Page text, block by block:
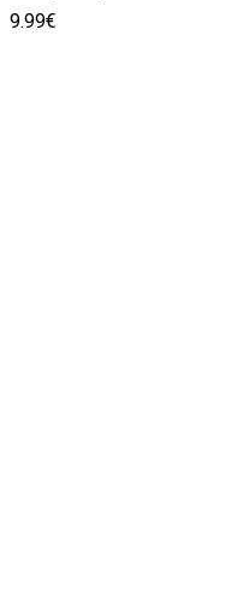
9.99€